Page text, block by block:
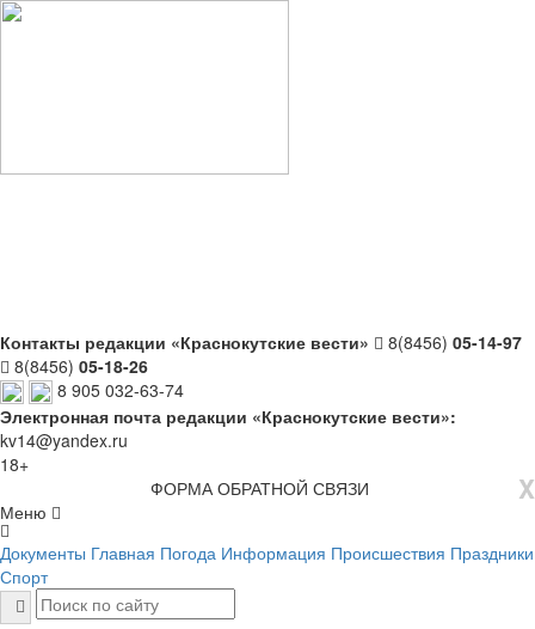
Контакты редакции «Краснокутские вести» 8(8456) 05-14-97
8(8456) 05-18-26
8 905 032-63-74
Электронная почта редакции «Краснокутские вести»:
kv14@yandex.ru
18+
X
ФОРМА ОБРАТНОЙ СВЯЗИ
Меню
Документы Главная Погода Информация Происшествия Праздники
Спорт